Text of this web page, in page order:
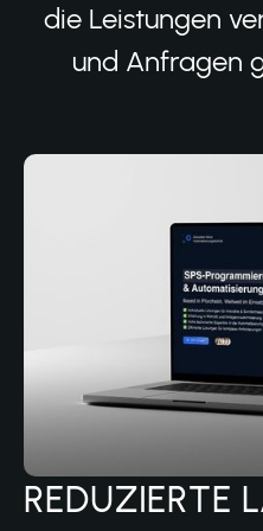
die Leistungen
und Anfragen
REDUZIERTE